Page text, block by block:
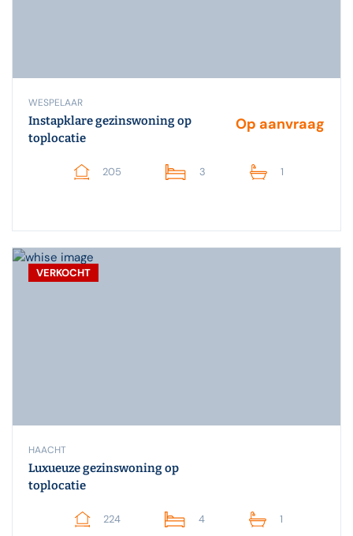
WESPELAAR
Instapklare gezinswoning op
toplocatie
Op aanvraag
205 3 1
VERKOCHT
HAACHT
Luxueuze gezinswoning op
toplocatie
224 4 1